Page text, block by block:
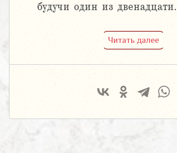
будучи один из двенадцати.
Читать далее